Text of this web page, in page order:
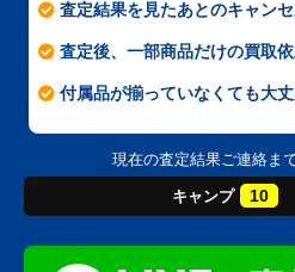
査定結果を見たあとのキャン
査定後、一部商品だけの買取
付属品が揃っていなくても大
現在の査定結果ご連絡ま
キャンプ 10